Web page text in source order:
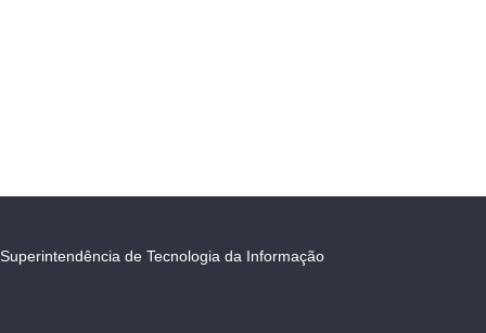
Superintendência de Tecnologia da Informação